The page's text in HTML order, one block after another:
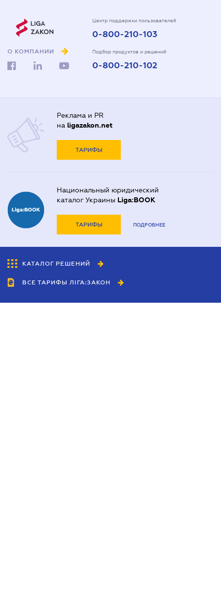
О КОМПАНИИ
Центр поддержки пользователей
0-800-210-103
Подбор продуктов и решений
0-800-210-102
Реклама и PR
на ligazakon.net
ТАРИФЫ
Национальный юридический
каталог Украины Liga:BOOK
ТАРИФЫ ПОДРОБНЕЕ
КАТАЛОГ РЕШЕНИЙ
ВСЕ ТАРИФЫ ЛІГА:ЗАКОН